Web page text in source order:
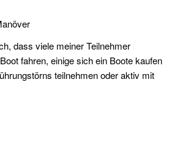
dass viele meiner Teilnehmer
fahren, einige sich ein Boote kaufen
teilnehmen oder aktiv mit